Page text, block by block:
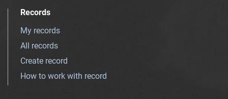
Records
My records
All records
Create record
How to work with record